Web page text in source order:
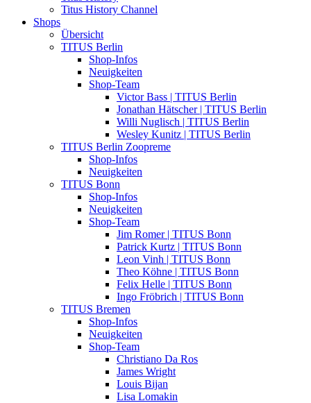
Titus History Channel
Shops
Übersicht
TITUS Berlin
Shop-Infos
Neuigkeiten
Shop-Team
Victor Bass | TITUS Berlin
Jonathan Hätscher | TITUS Berlin
Willi Nuglisch | TITUS Berlin
Wesley Kunitz | TITUS Berlin
TITUS Berlin Zoopreme
Shop-Infos
Neuigkeiten
TITUS Bonn
Shop-Infos
Neuigkeiten
Shop-Team
Jim Romer | TITUS Bonn
Patrick Kurtz | TITUS Bonn
Leon Vinh | TITUS Bonn
Theo Köhne | TITUS Bonn
Felix Helle | TITUS Bonn
Ingo Fröbrich | TITUS Bonn
TITUS Bremen
Shop-Infos
Neuigkeiten
Shop-Team
Christiano Da Ros
James Wright
Louis Bijan
Lisa Lomakin